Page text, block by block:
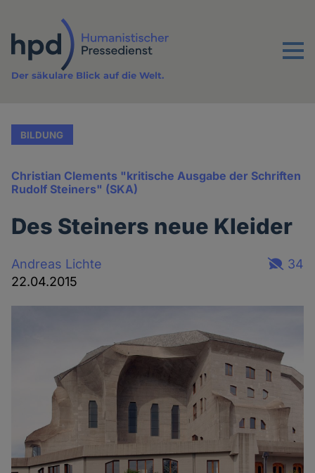
Inhalt
Menu
Der säkulare Blick auf die Welt.
BILDUNG
Christian Clements "kritische Ausgabe der Schriften
Rudolf Steiners" (SKA)
Des Steiners neue Kleider
Andreas Lichte
22.04.2015
34